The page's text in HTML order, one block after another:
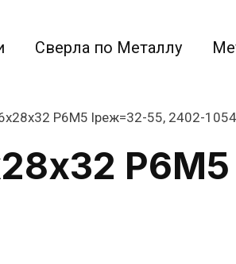
Сверла по Металлу
Р6М5 lреж=32-55, 2402-